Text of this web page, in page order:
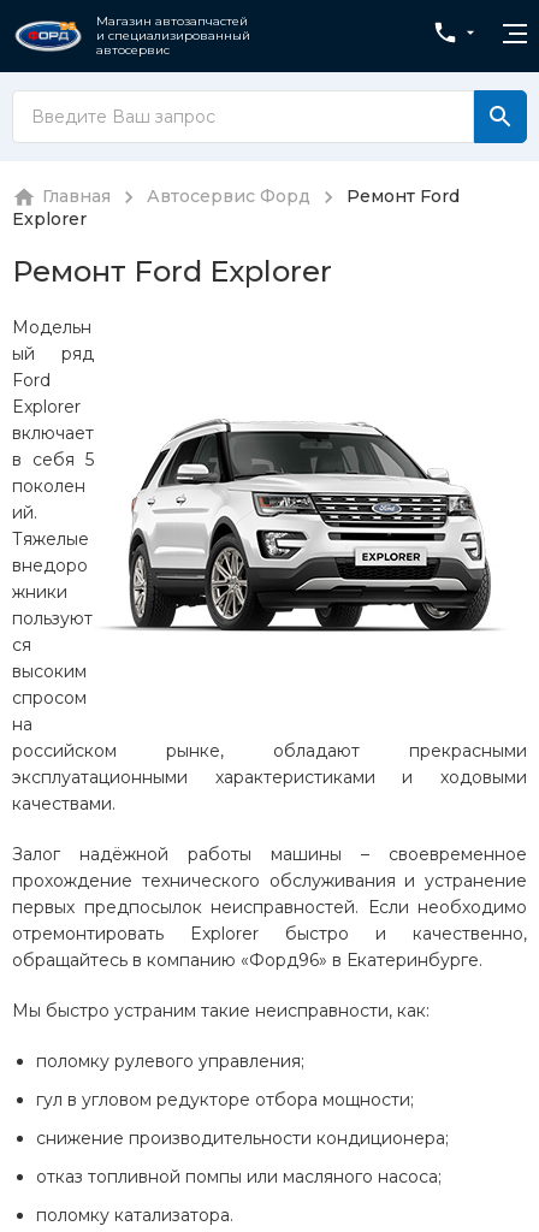
Магазин автозапчастей
и специализированный
автосервис
Главная Автосервис Форд
Ремонт Ford
Explorer
Ремонт Ford Explorer
Модельн
ый ряд
Ford
Explorer
включает
в себя 5
поколен
ий.
Тяжелые
внедоро
жники
пользуют
ся
высоким
спросом
на
российском рынке, обладают прекрасными
эксплуатационными характеристиками и ходовыми
качествами.
Залог надёжной работы машины – своевременное
прохождение технического обслуживания и устранение
первых предпосылок неисправностей. Если необходимо
отремонтировать Explorer быстро и качественно,
обращайтесь в компанию «Форд96» в Екатеринбурге.
Мы быстро устраним такие неисправности, как:
поломку рулевого управления;
гул в угловом редукторе отбора мощности;
снижение производительности кондиционера;
отказ топливной помпы или масляного насоса;
поломку катализатора.